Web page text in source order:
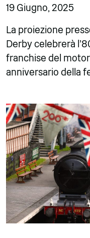
19 Giugno, 2025
La proiezione
Derby celebrerà
franchise del
anniversario della